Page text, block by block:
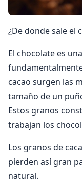
¿De donde sale el
El chocolate es
cacao surgen las
tamaño de un
Estos granos
trabajan los
Los granos de
pierden así gran
natural.